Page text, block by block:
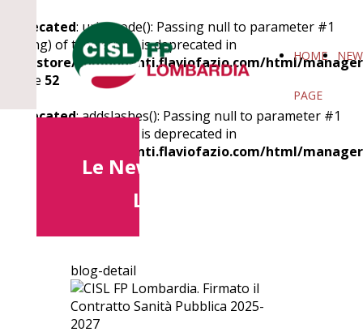
HOME
PAGE
Le News della CISL FP
Lombardia
blog-detail
Deprecated: urlencode(): Passing null to parameter #1
($string) of type string is deprecated in
/datastore/componenti.flaviofazio.com/html/
on line 52
Deprecated: addslashes(): Passing null to parameter #1
($string) of type string is deprecated in
/datastore/componenti.flaviofazio.com/html/